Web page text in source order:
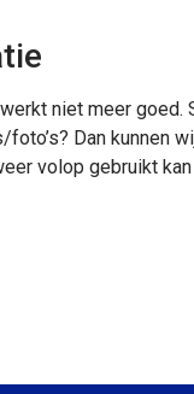
niet meer
Dan kunnen
volop gebruikt